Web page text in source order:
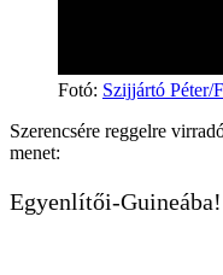
Fotó: Szijjártó Péter/
Szerencsére reggelre
menet:
Egyenlítői-Guineába!